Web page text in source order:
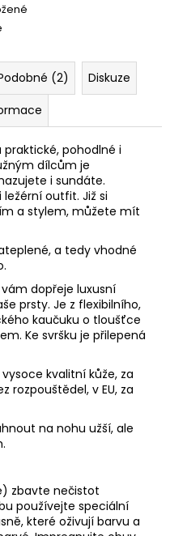
(2)
Diskuze
praktické, pohodlné i
dílcům je
i sundáte.
outfit. Již si
a stylem, můžete mít
a tedy vhodné
vám dopřeje luxusní
prsty. Je z flexibilního,
kaučuku o tloušťce
Ke svršku je přilepená
kvalitní kůže, za
rozpouštědel, v EU, za
na nohu užší, ale
zbavte nečistot
používejte speciální
které oživují barvu a